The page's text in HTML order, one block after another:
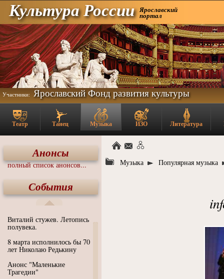
Культура России Ярославский
портал
Участники: Ярославский Фонд развития культуры
Театр Танец Музыка ИЗО Литература
Анонсы
полный список анонсов...
События
Виталий стужев. Летопись
полувека.
8 марта исполнилось бы 70
лет Николаю Редькину
Анонс "Маленькие
Трагедии"
Музыка Популярная музыка